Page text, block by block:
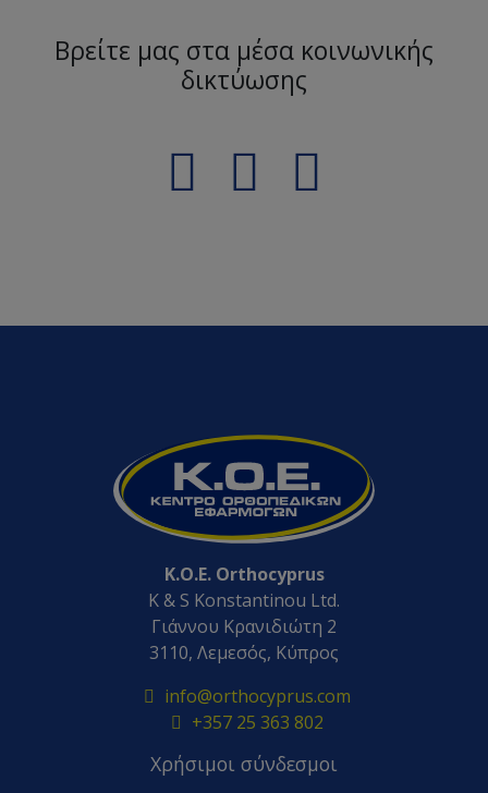
Βρείτε μας στα μέσα κοινωνικής
δικτύωσης
K.O.E. Orthocyprus
K & S Konstantinou Ltd.
Γιάννου Κρανιδιώτη 2
3110, Λεμεσός, Κύπρος
info@orthocyprus.com
+357 25 363 802
Χρήσιμοι σύνδεσμοι